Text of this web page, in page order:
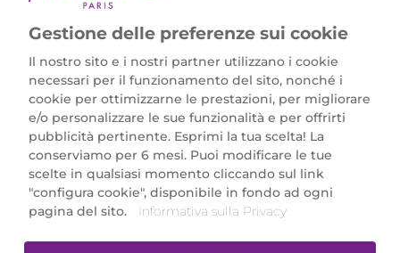
Marionnaud Parfumeries Italia S.r.l.
Largo Fiera Milano 5, 20017 Rho (MI)
REA Milano 1650024 con P.IVA 13425220152.
SCARICA LA NOSTRA APP
Gestione delle preferenze sui cookie
Il nostro sito e i nostri partner utilizzano i cookie
necessari per il funzionamento del sito, nonché i
cookie per ottimizzarne le prestazioni, per migliorare
e/o personalizzare le sue funzionalità e per offrirti
pubblicità pertinente. Esprimi la tua scelta! La
conserviamo per 6 mesi. Puoi modificare le tue
scelte in qualsiasi momento cliccando sul link
"configura cookie", disponibile in fondo ad ogni
pagina del sito.
Informativa sulla Privacy